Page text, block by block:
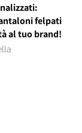
felpati
al tuo brand!